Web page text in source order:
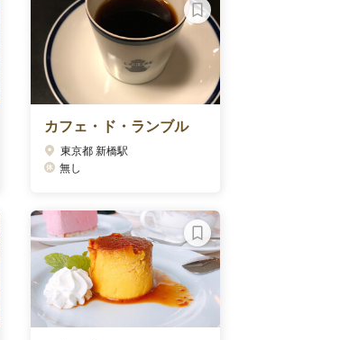
カフェ・ド・ランブル
東京都 新橋駅
無し